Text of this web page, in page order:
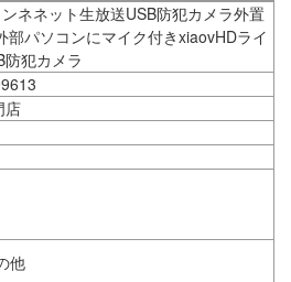
ネネット生放送USB防犯カメラ外置
部パソコンにマイク付きxiaovHDライ
防犯カメラ
店
他